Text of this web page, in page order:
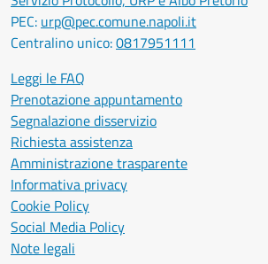
PEC: urp@pec.comune.napoli.it
Centralino unico:0817951111
Leggi le FAQ
Prenotazione appuntamento
Segnalazione disservizio
Richiesta assistenza
Amministrazione trasparente
Informativa privacy
Cookie Policy
Social Media Policy
Note legali